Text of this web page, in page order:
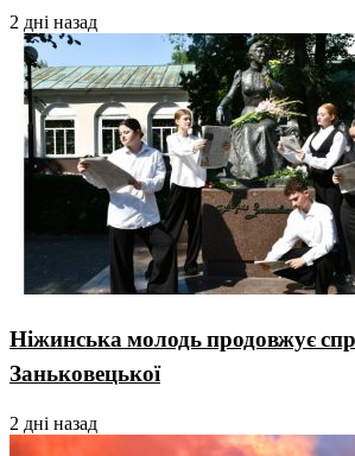
2 дні назад
Ніжинська молодь продовжує
Заньковецької
2 дні назад